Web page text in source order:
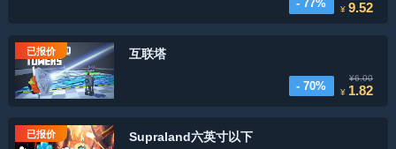
- 77%
¥9.52
已报价 互联塔
- 70%
¥6.00
¥ 1.82
已报价 Supraland六英寸以下